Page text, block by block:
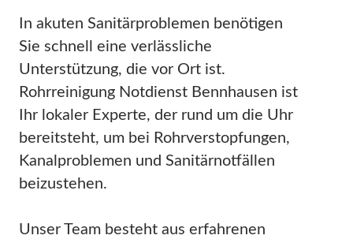
In akuten Sanitärproblemen benötigen
Sie schnell eine verlässliche
Unterstützung, die vor Ort ist.
Rohrreinigung Notdienst Bennhausen ist
Ihr lokaler Experte, der rund um die Uhr
bereitsteht, um bei Rohrverstopfungen,
Kanalproblemen und Sanitärnotfällen
beizustehen.
Unser Team besteht aus erfahrenen